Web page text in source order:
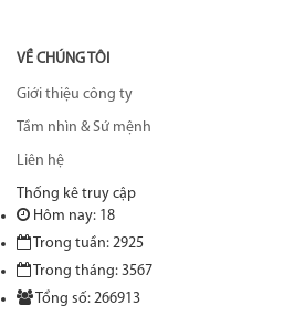
VỀ CHÚNG TÔI
Giới thiệu công ty
Tầm nhìn & Sứ mệnh
Liên hệ
Thống kê truy cập
Hôm nay: 18
Trong tuần: 2925
Trong tháng: 3567
Tổng số: 266913